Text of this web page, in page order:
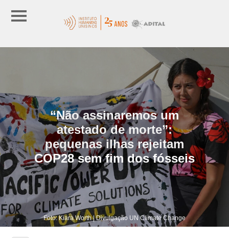
“Não assinaremos um
atestado de morte”:
pequenas ilhas rejeitam
COP28 sem fim dos fósseis
Foto: Kiara Worth | Divulgação UN Climate Change